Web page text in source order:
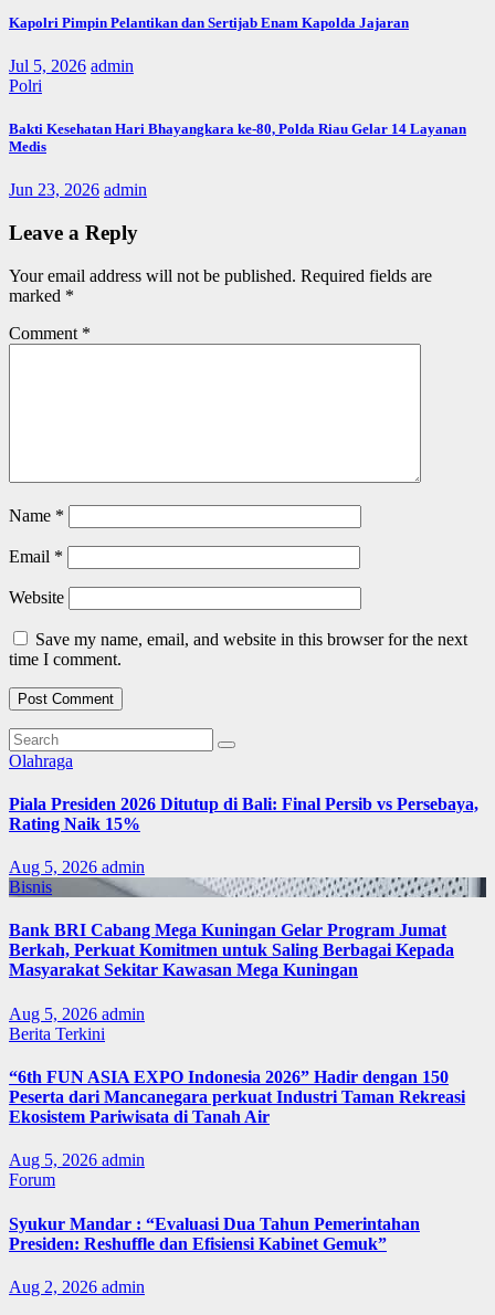
Kapolri Pimpin Pelantikan dan Sertijab Enam Kapolda Jajaran
Jul 5, 2026 admin
Polri
Bakti Kesehatan Hari Bhayangkara ke-80, Polda Riau Gelar 14 Layanan
Medis
Jun 23, 2026 admin
Leave a Reply
Your email address will not be published. Required fields are
marked *
Comment *
Name *
Email *
Website
Save my name, email, and website in this browser for the next
time I comment.
Olahraga
Piala Presiden 2026 Ditutup di Bali: Final Persib vs Persebaya,
Rating Naik 15%
Aug 5, 2026 admin
Bisnis
Bank BRI Cabang Mega Kuningan Gelar Program Jumat
Berkah, Perkuat Komitmen untuk Saling Berbagai Kepada
Masyarakat Sekitar Kawasan Mega Kuningan
Aug 5, 2026 admin
Berita Terkini
“6th FUN ASIA EXPO Indonesia 2026” Hadir dengan 150
Peserta dari Mancanegara perkuat Industri Taman Rekreasi
Ekosistem Pariwisata di Tanah Air
Aug 5, 2026 admin
Forum
Syukur Mandar : “Evaluasi Dua Tahun Pemerintahan
Presiden: Reshuffle dan Efisiensi Kabinet Gemuk”
Aug 2, 2026 admin